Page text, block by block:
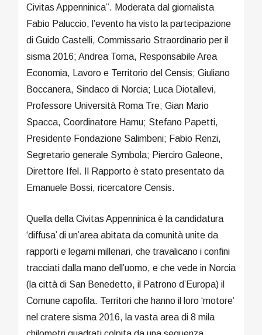
Civitas Appenninica”. Moderata dal giornalista
Fabio Paluccio, l’evento ha visto la partecipazione
di Guido Castelli, Commissario Straordinario per il
sisma 2016; Andrea Toma, Responsabile Area
Economia, Lavoro e Territorio del Censis; Giuliano
Boccanera, Sindaco di Norcia; Luca Diotallevi,
Professore Università Roma Tre; Gian Mario
Spacca, Coordinatore Hamu; Stefano Papetti,
Presidente Fondazione Salimbeni; Fabio Renzi,
Segretario generale Symbola; Pierciro Galeone,
Direttore Ifel. Il Rapporto è stato presentato da
Emanuele Bossi, ricercatore Censis.
Quella della Civitas Appenninica è la candidatura
‘diffusa’ di un’area abitata da comunità unite da
rapporti e legami millenari, che travalicano i confini
tracciati dalla mano dell’uomo, e che vede in Norcia
(la città di San Benedetto, il Patrono d’Europa) il
Comune capofila. Territori che hanno il loro ‘motore’
nel cratere sisma 2016, la vasta area di 8 mila